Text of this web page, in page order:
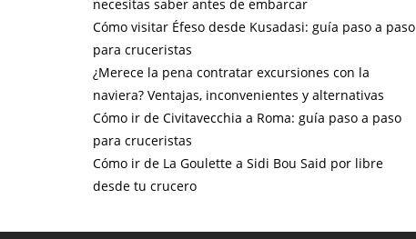
necesitas saber antes de embarcar
Cómo visitar Éfeso desde Kusadasi: guía paso a paso
para cruceristas
¿Merece la pena contratar excursiones con la
naviera? Ventajas, inconvenientes y alternativas
Cómo ir de Civitavecchia a Roma: guía paso a paso
para cruceristas
Cómo ir de La Goulette a Sidi Bou Said por libre
desde tu crucero